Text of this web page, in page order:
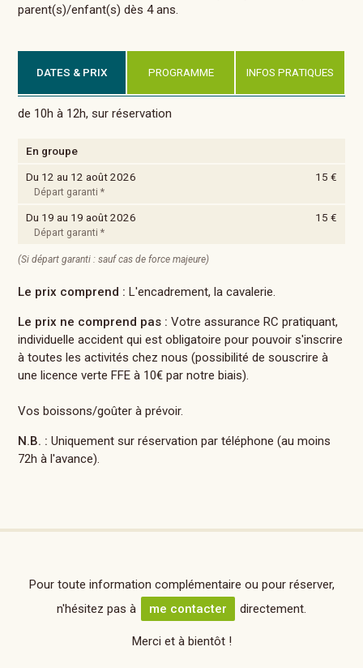
parent(s)/enfant(s) dès 4 ans.
DATES & PRIX PROGRAMME INFOS PRATIQUES
de 10h à 12h, sur réservation
En groupe
Du 12 au 12 août 2026
15 €
Départ garanti *
Du 19 au 19 août 2026 15 €
Départ garanti *
(Si départ garanti : sauf cas de force majeure)
Le prix comprend : L'encadrement, la cavalerie.
Le prix ne comprend pas : Votre assurance RC pratiquant,
individuelle accident qui est obligatoire pour pouvoir s'inscrire
à toutes les activités chez nous (possibilité de souscrire à
une licence verte FFE à 10€ par notre biais).
Vos boissons/goûter à prévoir.
N.B. : Uniquement sur réservation par téléphone (au moins
72h à l'avance).
Pour toute information complémentaire ou pour réserver,
n'hésitez pas à
me contacter directement.
Merci et à bientôt !